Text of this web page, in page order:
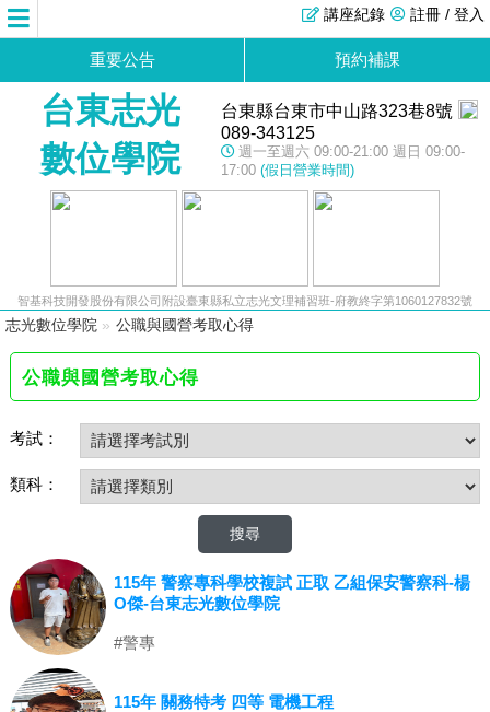
註冊 / 登入
講座紀錄
重要公告 預約補課
台東志光
數位學院
台東縣台東市中山路323巷8號
089-343125
週一至週六 09:00-21:00 週日 09:00-
17:00 (假日營業時間)
智基科技開發股份有限公司附設臺東縣私立志光文理補習班-府教終字第1060127832號
志光數位學院 » 公職與國營考取心得
公職與國營考取心得
考試：
類科：
115年 警察專科學校複試 正取 乙組保安警察科-楊
O傑-台東志光數位學院
#警專
115年 關務特考 四等 電機工程